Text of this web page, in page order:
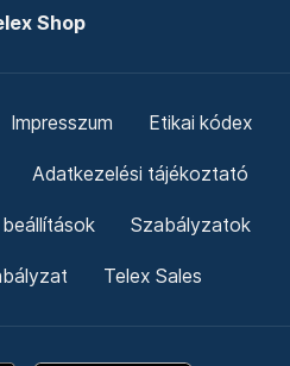
Shop
Impresszum Etikai kódex
Adatkezelési tájékoztató
Szabályzatok
Telex Sales